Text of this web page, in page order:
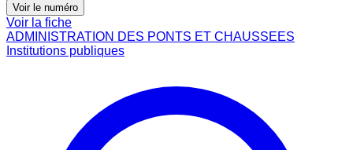
Voir le numéro
Voir la fiche
ADMINISTRATION DES PONTS ET CHAUSSEES
Institutions publiques